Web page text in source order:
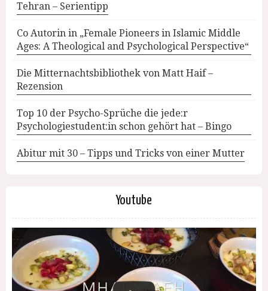
Tehran – Serientipp
Co Autorin in „Female Pioneers in Islamic Middle
Ages: A Theological and Psychological Perspective“
Die Mitternachtsbibliothek von Matt Haif –
Rezension
Top 10 der Psycho-Sprüche die jede:r
Psychologiestudent:in schon gehört hat – Bingo
Abitur mit 30 – Tipps und Tricks von einer Mutter
Youtube